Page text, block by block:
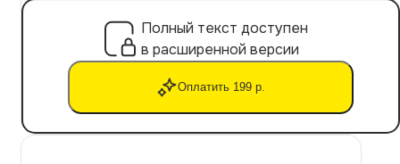
Полный текст доступен
в расширенной версии
Оплатить 199 р.